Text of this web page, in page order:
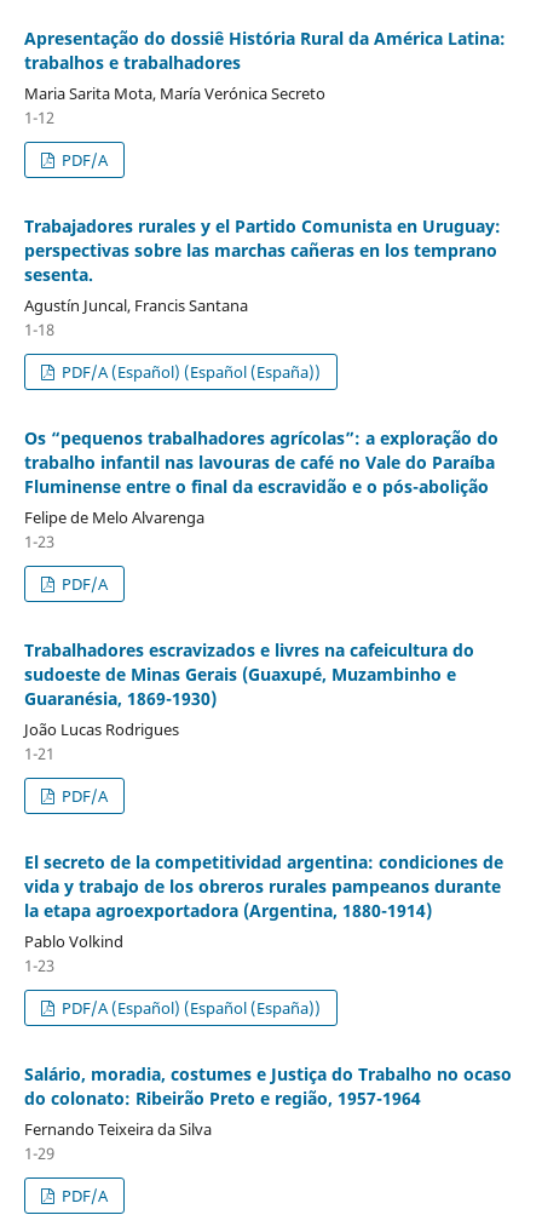
Apresentação do dossiê História Rural da América Latina:
trabalhos e trabalhadores
Maria Sarita Mota, María Verónica Secreto
1-12
PDF/A
Trabajadores rurales y el Partido Comunista en Uruguay:
perspectivas sobre las marchas cañeras en los temprano
sesenta.
Agustín Juncal, Francis Santana
1-18
PDF/A (Español) (Español (España))
Os “pequenos trabalhadores agrícolas”: a exploração do
trabalho infantil nas lavouras de café no Vale do Paraíba
Fluminense entre o final da escravidão e o pós-abolição
Felipe de Melo Alvarenga
1-23
PDF/A
Trabalhadores escravizados e livres na cafeicultura do
sudoeste de Minas Gerais (Guaxupé, Muzambinho e
Guaranésia, 1869-1930)
João Lucas Rodrigues
1-21
PDF/A
El secreto de la competitividad argentina: condiciones de
vida y trabajo de los obreros rurales pampeanos durante
la etapa agroexportadora (Argentina, 1880-1914)
Pablo Volkind
1-23
PDF/A (Español) (Español (España))
Salário, moradia, costumes e Justiça do Trabalho no ocaso
do colonato: Ribeirão Preto e região, 1957-1964
Fernando Teixeira da Silva
1-29
PDF/A